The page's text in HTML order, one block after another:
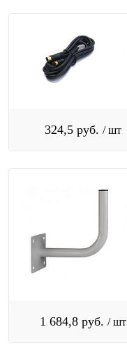
324,5 руб. / шт
1 684,8 руб. / шт